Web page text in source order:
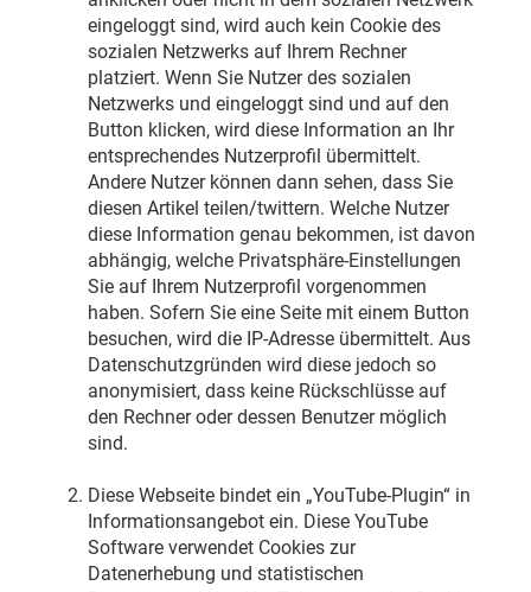
eingeloggt sind, wird auch kein Cookie des
sozialen Netzwerks auf Ihrem Rechner
platziert. Wenn Sie Nutzer des sozialen
Netzwerks und eingeloggt sind und auf den
Button klicken, wird diese Information an Ihr
entsprechendes Nutzerprofil übermittelt.
Andere Nutzer können dann sehen, dass Sie
diesen Artikel teilen/twittern. Welche Nutzer
diese Information genau bekommen, ist davon
abhängig, welche Privatsphäre-Einstellungen
Sie auf Ihrem Nutzerprofil vorgenommen
haben. Sofern Sie eine Seite mit einem Button
besuchen, wird die IP-Adresse übermittelt. Aus
Datenschutzgründen wird diese jedoch so
anonymisiert, dass keine Rückschlüsse auf
den Rechner oder dessen Benutzer möglich
sind.
Diese Webseite bindet ein „YouTube-Plugin“ in
Informationsangebot ein. Diese YouTube
Software verwendet Cookies zur
Datenerhebung und statistischen